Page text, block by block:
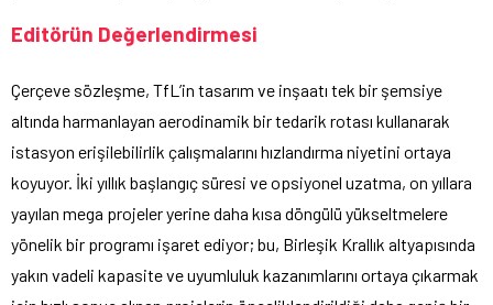
Editörün Değerlendirmesi
Çerçeve sözleşme, TfL’in tasarım ve inşaatı tek bir şemsiye
altında harmanlayan aerodinamik bir tedarik rotası kullanarak
istasyon erişilebilirlik çalışmalarını hızlandırma niyetini ortaya
koyuyor. İki yıllık başlangıç süresi ve opsiyonel uzatma, on yıllara
yayılan mega projeler yerine daha kısa döngülü yükseltmelere
yönelik bir programı işaret ediyor; bu, Birleşik Krallık altyapısında
yakın vadeli kapasite ve uyumluluk kazanımlarını ortaya çıkarmak